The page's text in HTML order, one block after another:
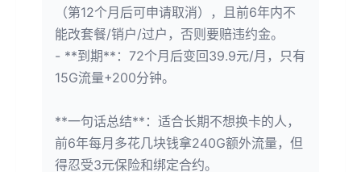
（第12个月后可申请取消），且前6年内不
能改套餐/销户/过户，否则要赔违约金。
- **到期**：72个月后变回39.9元/月，只有
15G流量+200分钟。
**一句话总结**：适合长期不想换卡的人，
前6年每月多花几块钱拿240G额外流量，但
得忍受3元保险和绑定合约。